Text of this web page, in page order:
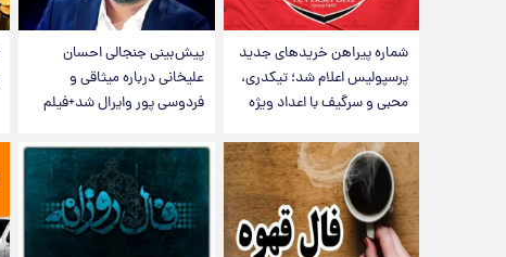
شماره پیراهن خریدهای جدید
پرسپولیس اعلام شد؛ تیکدری،
محبی و سرگیف با اعداد ویژه
پیش‌بینی جنجالی احسان
علیخانی درباره میثاقی و
فردوسی پور وایرال شد+فیلم